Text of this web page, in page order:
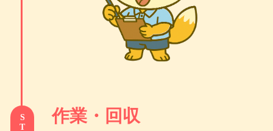
作業・回収